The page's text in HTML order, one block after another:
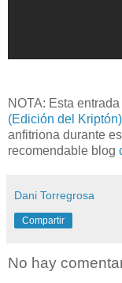
NOTA: Esta
(Edición del
anfitriona durante
recomendable blog
Dani Torregrosa
Compartir
No hay